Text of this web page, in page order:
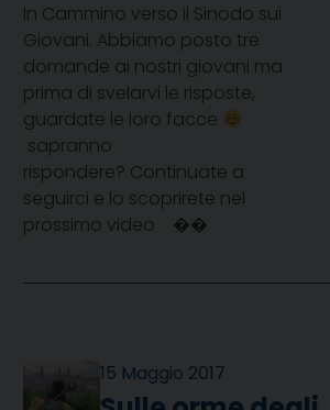
In Cammino verso il Sinodo sui
Giovani. Abbiamo posto tre
domande ai nostri giovani ma
prima di svelarvi le risposte,
guardate le loro facce
sapranno
rispondere? Continuate a
seguirci e lo scoprirete nel
prossimo video ��
15 Maggio 2017